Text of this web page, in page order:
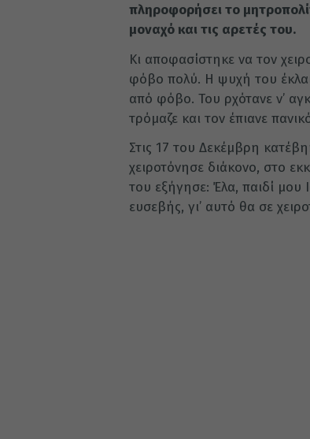
πληροφορήσει το
μοναχό και τις αρετές του.
Κι αποφασίστηκε να τον
φόβο πολύ. Η ψυχή του
από φόβο. Του ρχότανε ν’
τρόμαζε και τον έπιανε
Στις 17 του Δεκέμβρη
χειροτόνησε διάκονο, στο
του εξήγησε: Έλα, παιδί μου
ευσεβής, γι’ αυτό θα σε